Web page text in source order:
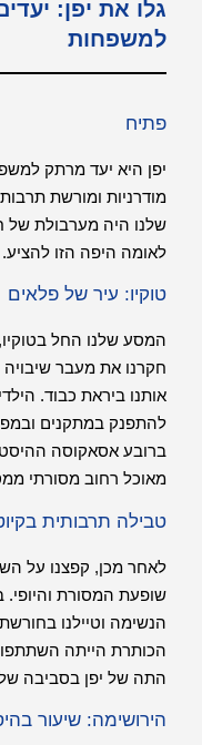
גלו את יפן:
למשפחות
פתיח
יפן היא יעד מרתק
מודרניות ומורשת
שלנו היה מערבולת של
לאומה היפה הזו להציע.
טוקיו: עיר של פלאים
המסע שלנו החל
חקרנו את מעבר שיבויה
אותנו ביראת כבוד.
להתפנק במתקנים
ברובע אסאקוסה
מאוכל רחוב מסורתי
טבילה תרבותית
לאחר מכן, קפצנו על
שופעת המסורת והיופי.
הנשימה וטיילנו
הכותרת הייתה
התה של יפן בסביבה
הירושימה: שיעור